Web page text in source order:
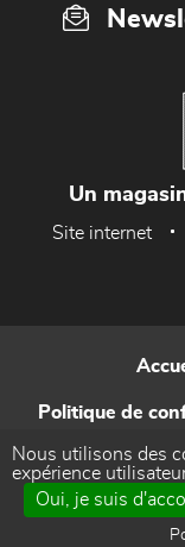
Un
Site internet
Politique de
Nous utilisons des
expérience
Oui, je suis